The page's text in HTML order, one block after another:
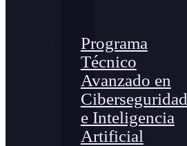
Programa
Técnico
Avanzado en
Ciberseguridad
e Inteligencia
Artificial